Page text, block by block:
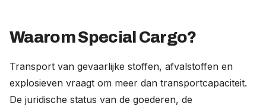
Waarom Special Cargo?
Transport van gevaarlijke stoffen, afvalstoffen en
explosieven vraagt om meer dan transportcapaciteit.
De juridische status van de goederen, de